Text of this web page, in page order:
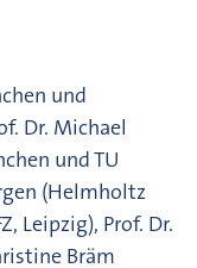
und
Dr. Michael
und TU
(Helmholtz
Leipzig), Prof. Dr.
Bräm